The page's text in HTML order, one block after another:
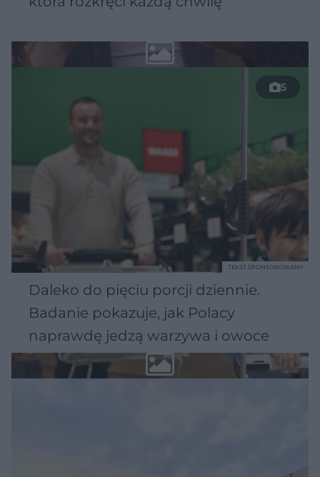
5
Daleko do pięciu porcji dziennie.
Badanie pokazuje, jak Polacy
naprawdę jedzą warzywa i owoce
TEKST SPONSOROWANY